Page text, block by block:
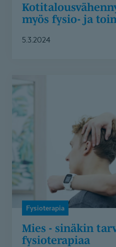
Kotitalous­vä­hennystä saa nyt
myös fysio- ja
5.3.2024
-
tarvitset
Fysioterapia
Mies - sinäkin tarvitset
fysioterapiaa